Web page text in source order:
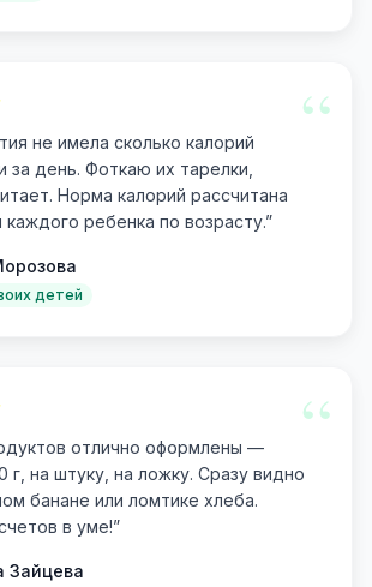
“
не имела сколько калорий
день. Фоткаю их тарелки,
Норма калорий рассчитана
ребенка по возрасту.”
детей
“
отлично оформлены —
г, на штуку, на ложку. Сразу видно
банане или ломтике хлеба.
в уме!”
Зайцева